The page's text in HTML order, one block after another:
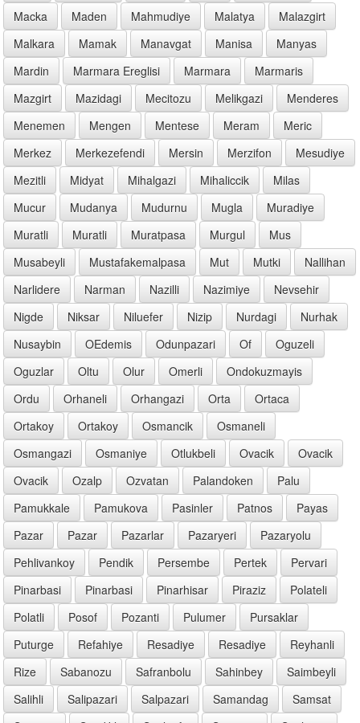
Macka
Maden Mahmudiye Malatya
Malazgirt
Malkara
Mamak Manavgat Manisa
Manyas
Mardin
Marmara Ereglisi Marmara
Marmaris
Mazgirt
Mazidagi Mecitozu Melikgazi
Menderes
Menemen
Mengen Mentese Meram
Meric
Merkez
Merkezefendi Mersin Merzifon
Mesudiye
Mezitli
Midyat Mihalgazi Mihaliccik
Milas
Mucur
Mudanya Mudurnu Mugla
Muradiye
Muratli
Muratli Muratpasa Murgul
Mus
Musabeyli
Mustafakemalpasa Mut Mutki
Nallihan
Narlidere
Narman Nazilli Nazimiye
Nevsehir
Nigde
Niksar Niluefer Nizip Nurdagi
Nurhak
Nusaybin
OEdemis Odunpazari Of
Oguzeli
Oguzlar
Oltu Olur Omerli
Ondokuzmayis
Ordu
Orhaneli Orhangazi Orta
Ortaca
Ortakoy
Ortakoy Osmancik
Osmaneli
Osmangazi
Osmaniye Otlukbeli Ovacik
Ovacik
Ovacik
Ozalp Ozvatan Palandoken
Palu
Pamukkale
Pamukova Pasinler Patnos
Payas
Pazar
Pazar Pazarlar Pazaryeri
Pazaryolu
Pehlivankoy
Pendik Persembe Pertek
Pervari
Pinarbasi
Pinarbasi Pinarhisar Piraziz
Polateli
Polatli
Posof Pozanti Pulumer
Pursaklar
Puturge
Refahiye Resadiye Resadiye
Reyhanli
Rize
Sabanozu Safranbolu Sahinbey
Saimbeyli
Salihli
Salipazari Salpazari Samandag
Samsat